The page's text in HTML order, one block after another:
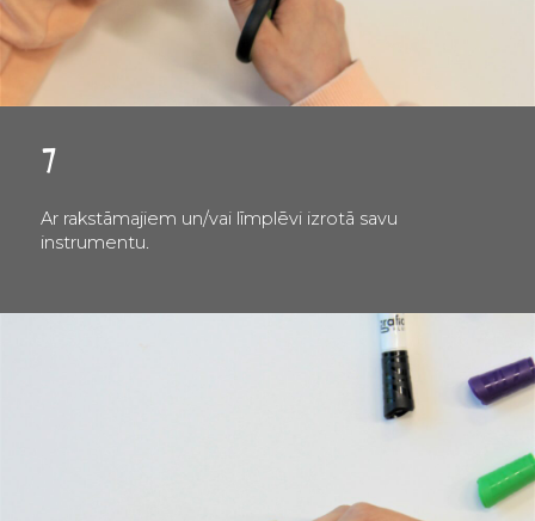
7
Ar rakstāmajiem un/vai līmplēvi izrotā savu
instrumentu.